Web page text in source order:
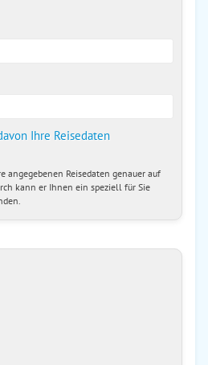
Ihre Reisedaten
Reisedaten genauer auf
kann er Ihnen ein speziell für Sie